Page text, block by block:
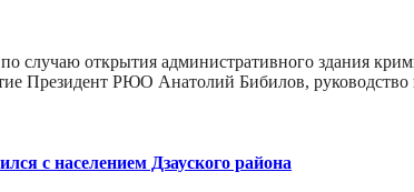
случаю открытия административного здания
Президент РЮО Анатолий Бибилов,
с населением Дзауского района